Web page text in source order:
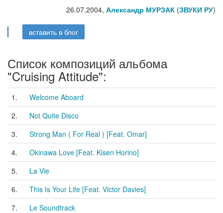
26.07.2004, Александр МУРЗАК (ЗВУКИ РУ)
вставить в блог
Список композиций альбома
"Cruising Attitude":
1.
Welcome Aboard
2.
Not Quite Disco
3.
Strong Man ( For Real ) [Feat. Omar]
4.
Okinawa Love [Feat. Kisen Horino]
5.
La Vie
6.
This Is Your Life [Feat. Victor Davies]
7.
Le Soundtrack